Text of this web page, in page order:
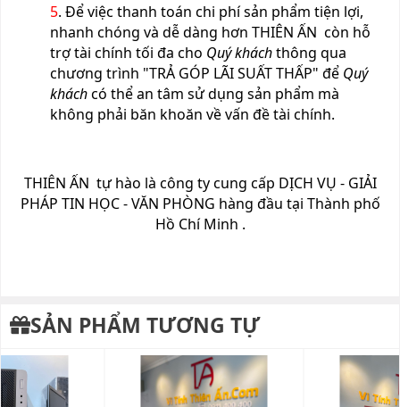
5. Để việc thanh toán chi phí sản phẩm tiện lợi,
nhanh chóng và dễ dàng hơn THIÊN ẤN còn hỗ
trợ tài chính tối đa cho Quý kháchthông qua
chương trình "TRẢ GÓP LÃI SUẤT THẤP" để Quý
kháchcó thể an tâm sử dụng sản phẩm mà
không phải băn khoăn về vấn đề tài chính.
THIÊN ẤN tự hào là công ty cung cấp DỊCH VỤ - GIẢI
PHÁP TIN HỌC - VĂN PHÒNG hàng đầu tại Thành phố
Hồ Chí Minh .
SẢN PHẨM TƯƠNG TỰ